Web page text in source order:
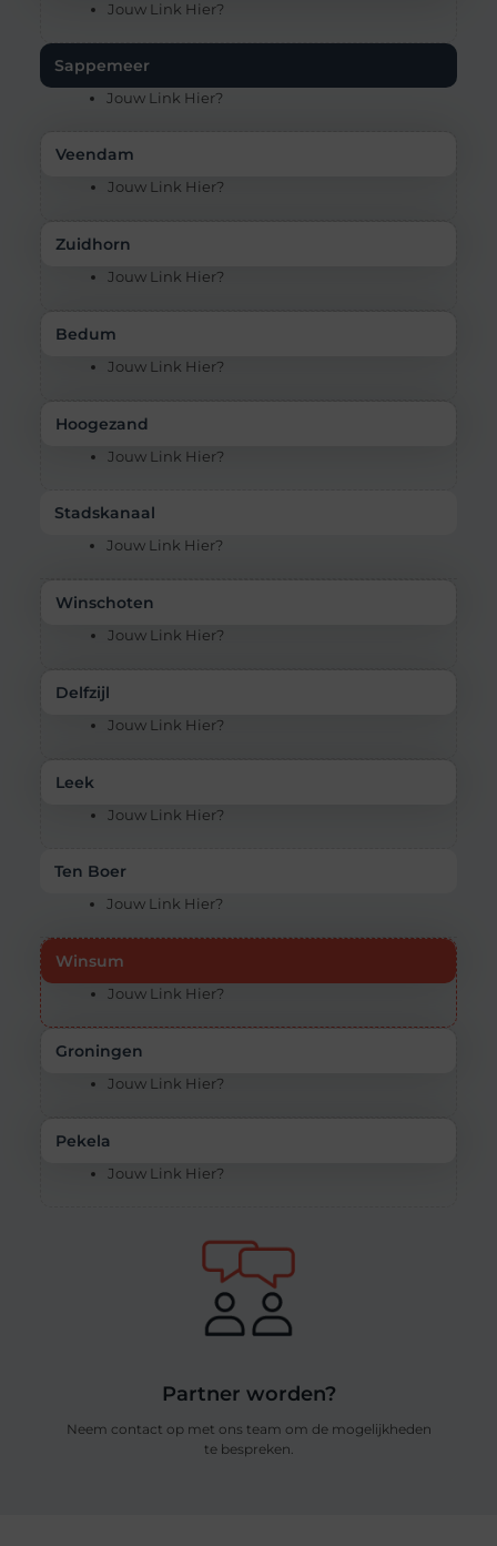
Jouw Link Hier?
Sappemeer
Jouw Link Hier?
Veendam
Jouw Link Hier?
Zuidhorn
Jouw Link Hier?
Bedum
Jouw Link Hier?
Hoogezand
Jouw Link Hier?
Stadskanaal
Jouw Link Hier?
Winschoten
Jouw Link Hier?
Delfzijl
Jouw Link Hier?
Leek
Jouw Link Hier?
Ten Boer
Jouw Link Hier?
Winsum
Jouw Link Hier?
Groningen
Jouw Link Hier?
Pekela
Jouw Link Hier?
Partner worden?
Neem contact op met ons team om de mogelijkheden
te bespreken.